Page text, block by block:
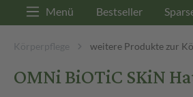
Menü Bestseller
Körperpflege weitere Produkte zur
OMNi BiOTiC SKiN